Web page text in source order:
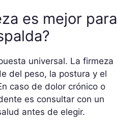
es mejor para
universal. La firmeza
del peso, la postura y el
caso de dolor crónico o
es consultar con un
antes de elegir.